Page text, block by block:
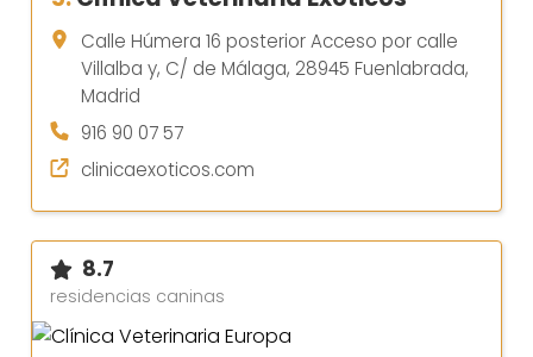
Calle Húmera 16 posterior Acceso por calle
Villalba y, C/ de Málaga, 28945 Fuenlabrada,
Madrid
916 90 07 57
clinicaexoticos.com
8.7
residencias caninas